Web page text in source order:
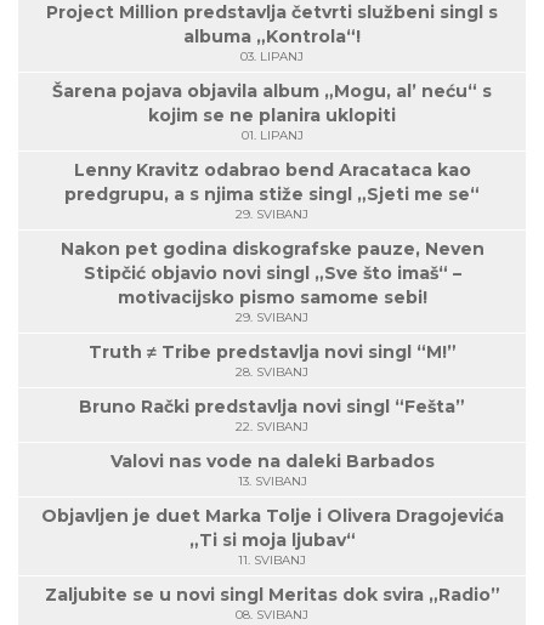
Project Million predstavlja četvrti službeni singl s
albuma „Kontrola“!
03. LIPANJ
Šarena pojava objavila album „Mogu, al’ neću“ s
kojim se ne planira uklopiti
01. LIPANJ
Lenny Kravitz odabrao bend Aracataca kao
predgrupu, a s njima stiže singl „Sjeti me se“
29. SVIBANJ
Nakon pet godina diskografske pauze, Neven
Stipčić objavio novi singl „Sve što imaš“ –
motivacijsko pismo samome sebi!
29. SVIBANJ
Truth ≠ Tribe predstavlja novi singl “M!”
28. SVIBANJ
Bruno Rački predstavlja novi singl “Fešta”
22. SVIBANJ
Valovi nas vode na daleki Barbados
13. SVIBANJ
Objavljen je duet Marka Tolje i Olivera Dragojevića
„Ti si moja ljubav“
11. SVIBANJ
Zaljubite se u novi singl Meritas dok svira „Radio”
08. SVIBANJ